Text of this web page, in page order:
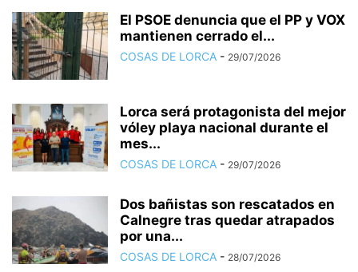
El PSOE denuncia que el PP y VOX
mantienen cerrado el...
COSAS DE LORCA - 29/07/2026
Lorca será protagonista del mejor
vóley playa nacional durante el
mes...
COSAS DE LORCA - 29/07/2026
Dos bañistas son rescatados en
Calnegre tras quedar atrapados
por una...
COSAS DE LORCA - 28/07/2026